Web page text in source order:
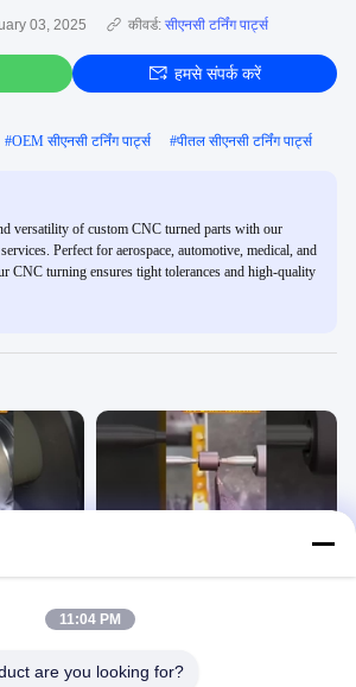
03, 2025 कीवर्ड: सीएनसी टर्निंग पार्ट्स
हमसे संपर्क करें
#OEM सीएनसी टर्निंग पार्ट्स #पीतल सीएनसी टर्निंग पार्ट्स
versatility of custom CNC turned parts with our
Perfect for aerospace, automotive, medical, and
CNC turning ensures tight tolerances and high-quality
June 30, 2025
11:04 PM
are you looking for?